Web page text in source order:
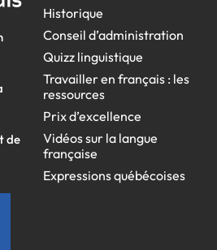
de
Historique
Conseil d’administration
Quizz linguistique
Travailler en français : les
ressources
Prix d’excellence
Vidéos sur la langue
française
Expressions québécoises